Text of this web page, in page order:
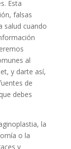
Esta
falsas
salud cuando
al
y darte así,
de
debes
la
o la
y